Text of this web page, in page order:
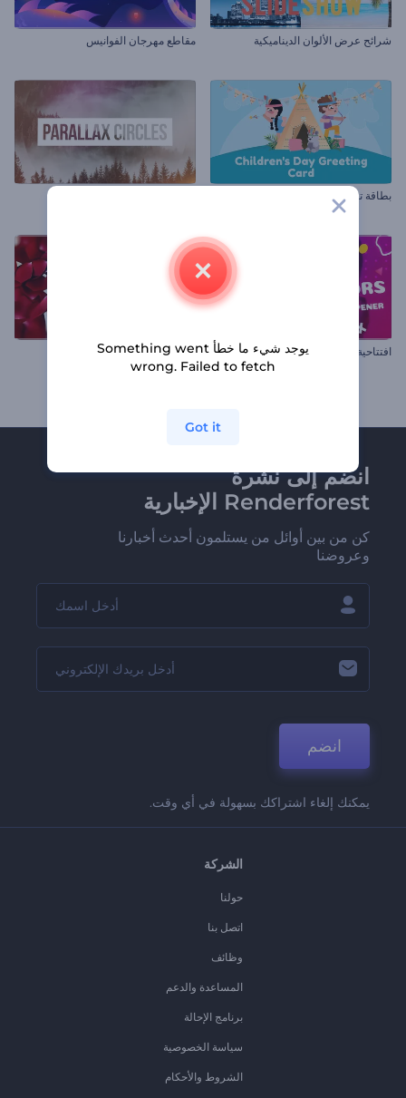
شرائح عرض الألوان الديناميكية مقاطع مهرجان الفوانيس
بطاقة تهنئة ليوم الطفولة
افتتاحية عرض شرائح الألوان السائلة شرائح عرض الزفاف العصري
انضم إلى نشرة
Renderforest الإخبارية
كن من بين أوائل من يستلمون أحدث أخبارنا
وعروضنا
انضم
يمكنك إلغاء اشتراكك بسهولة في أي وقت.
الشركة
حولنا
اتصل بنا
وظائف
المساعدة والدعم
برنامج الإحالة
سياسة الخصوصية
الشروط والأحكام
يوجد شيء ما خطأ Something went
wrong. Failed to fetch
Got it